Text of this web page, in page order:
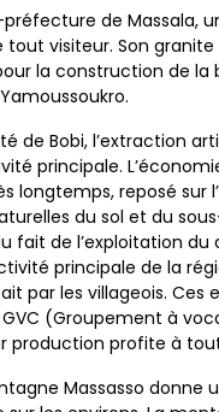
préfecture de Massala,
tout visiteur. Son granite
la construction de la
de Bobi, l’extraction
principale.
longtemps, reposé sur
du sol et du
fait de l’exploitation du
principale de la
par les villageois. Ces
GVC (Groupement à
production profite à
Massasso donne